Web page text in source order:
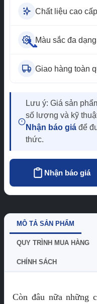
📞 Tư vấn miễn phí
Chất liệu cao
Màu sắc đa
Giao hàng toàn
Lưu ý: Giá sản
số lượng và kỹ
Nhận báo giá để
thức.
Nhận báo giá
MÔ TẢ SẢN PHẨM
QUY TRÌNH MUA HÀNG
CHÍNH SÁCH
Còn đâu nữa những